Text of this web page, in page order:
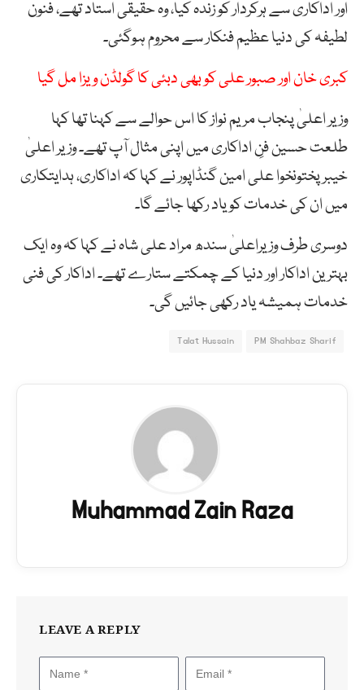
اور اداکاری سے ہرکردار کو زندہ کیا، وہ حقیقی استاد تھے، فنون
لطیفہ کی دنیا عظیم فنکار سے محروم ہوگئی۔
کبری خان اور صبور علی کو بھی دبئی کا گولڈن ویزا مل گیا
وزیر اعلیٰ پنجاب مریم نواز کا اس حوالے سے کہنا تھا کہا
طلعت حسین فنِ اداکاری میں اپنی مثال آپ تھے۔ وزیر اعلیٰ
خیبر پختونخوا علی امین گنڈاپور نے کہا کہ اداکاری، ہدایتکاری
میں ان کی خدمات کو یاد رکھا جائے گا۔
دوسری طرف وزیراعلیٰ سندھ مراد علی شاہ نے کہا کہ وہ ایک
بہترین اداکار اور دنیا کے چمکتے ستارے تھے۔ اداکار کی فنی
خدمات ہمیشہ یاد رکھی جائیں گی۔
PM Shahbaz Sharif
Talat Hussain
Muhammad Zain Raza
LEAVE A REPLY